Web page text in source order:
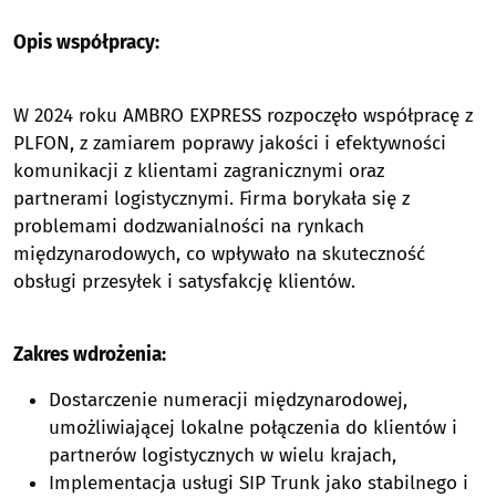
Opis współpracy:
W 2024 roku AMBRO EXPRESS rozpoczęło współpracę z
PLFON, z zamiarem poprawy jakości i efektywności
komunikacji z klientami zagranicznymi oraz
partnerami logistycznymi. Firma borykała się z
problemami dodzwanialności na rynkach
międzynarodowych, co wpływało na skuteczność
obsługi przesyłek i satysfakcję klientów.
Zakres wdrożenia:
Dostarczenie numeracji międzynarodowej,
umożliwiającej lokalne połączenia do klientów i
partnerów logistycznych w wielu krajach,
Implementacja usługi SIP Trunk jako stabilnego i